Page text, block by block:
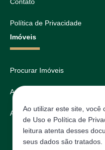
Política de Privacidade
Imóveis
Procurar Imóveis
Avaliar
Agendar
Ao utilizar este site, você
de Uso e Política de
leitura atenta desses
seus dados são tratados.